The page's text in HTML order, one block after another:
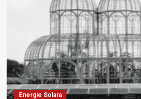
Energie Solara